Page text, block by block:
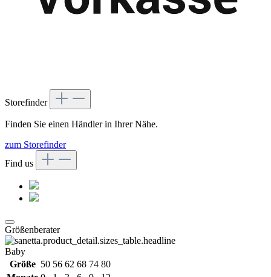
Storefinder
Finden Sie einen Händler in Ihrer Nähe.
zum Storefinder
Find us
Größenberater
Baby
Größe 50 56 62 68 74 80